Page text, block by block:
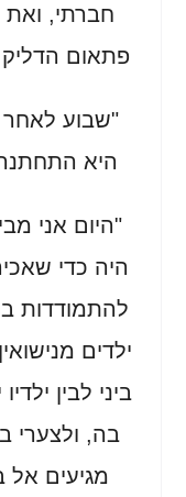
חברתי, ואת
פתאום הדליק
"שבוע
היא
"היום אני
היה כדי
להתמודדות
ילדים
ביני לבין
בה, ולצערי
מגיעים אל